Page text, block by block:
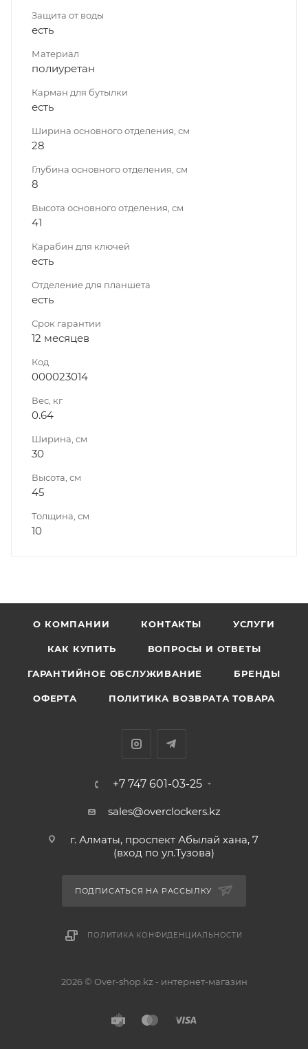
Защита от воды
есть
Материал
полиуретан
Карман для бутылки
есть
Ширина основного отделения, см
28
Глубина основного отделения, см
8
Высота основного отделения, см
41
Карабин для ключей
есть
Отделение для планшета
есть
Срок гарантии
12 месяцев
Код
000023014
Вес, кг
0.64
Ширина, см
30
Высота, см
45
Толщина, см
10
О КОМПАНИИ КОНТАКТЫ УСЛУГИ
КАК КУПИТЬ ВОПРОСЫ И ОТВЕТЫ
ГАРАНТИЙНОЕ ОБСЛУЖИВАНИЕ БРЕНДЫ
ОФЕРТА ПОЛИТИКА ВОЗВРАТА ТОВАРА
+7 747 601-03-25
sales@overclockers.kz
г. Алматы, проспект Абылай хана, 7
(вход по ул.Тузова)
ПОДПИСАТЬСЯ НА РАССЫЛКУ
ПОЛИТИКА КОНФИДЕНЦИАЛЬНОСТИ
2026 © Over-shop.kz - интернет-магазин